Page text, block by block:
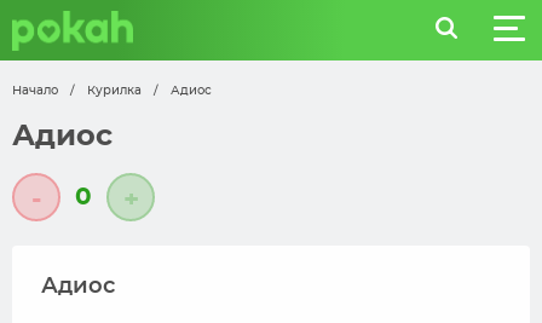
Начало / Курилка / Адиос
Адиос
- 0 +
Адиос